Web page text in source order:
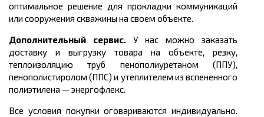
оптимальное решение для прокладки коммуникаций
или сооружения скважины на своем объекте.
Дополнительный сервис. У нас можно заказать
доставку и выгрузку товара на объекте, резку,
теплоизоляцию труб пенополиуретаном (ППУ),
пенополистиролом (ППС) и утеплителем из вспененного
полиэтилена — энергофлекс.
Все условия покупки оговариваются индивидуально.